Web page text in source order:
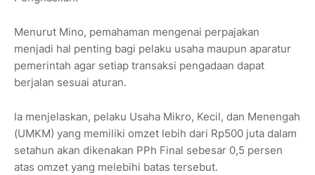
Menurut Mino, pemahaman mengenai perpajakan
menjadi hal penting bagi pelaku usaha maupun aparatur
pemerintah agar setiap transaksi pengadaan dapat
berjalan sesuai aturan.
Ia menjelaskan, pelaku Usaha Mikro, Kecil, dan Menengah
(UMKM) yang memiliki omzet lebih dari Rp500 juta dalam
setahun akan dikenakan PPh Final sebesar 0,5 persen
atas omzet yang melebihi batas tersebut.